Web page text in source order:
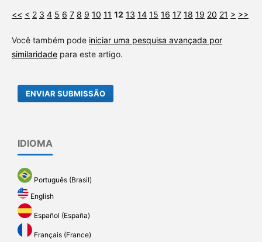
<< < 2 3 4 5 6 7 8 9 10 11 12 13 14 15 16 17 18 19 20 21 > >>
Você também pode iniciar uma pesquisa avançada por
similaridadepara este artigo.
ENVIAR SUBMISSÃO
IDIOMA
Português (Brasil)
English
Español (España)
Français (France)